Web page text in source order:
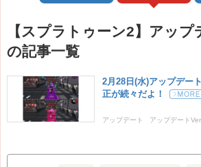
【スプラトゥーン2】アップ
の記事一覧
2月28日(水)アップデー
正が続々だよ！
アップデート アップデート